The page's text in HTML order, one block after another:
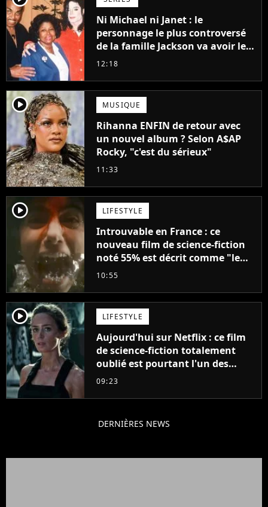
Ni Michael ni Janet : le
personnage le plus controversé
de la famille Jackson va avoir le
droit à sa propre série
12:18
player2 MUSIQUE
Rihanna ENFIN de retour avec
un nouvel album ? Selon A$AP
Rocky, "c'est du sérieux"
11:33
player2 LIFESTYLE
Introuvable en France : ce
nouveau film de science-fiction
noté 55% est décrit comme "le
plus stupide de l'année"
10:55
player2 LIFESTYLE
Aujourd'hui sur Netflix : ce film
de science-fiction totalement
oublié est pourtant l'un des
meilleurs des années 2010
09:23
DERNIÈRES NEWS